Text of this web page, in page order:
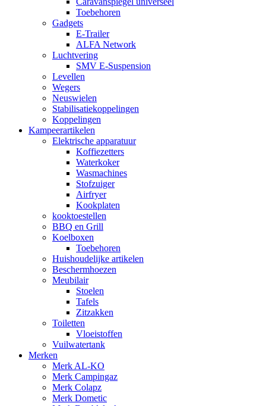
Toebehoren
Gadgets
E-Trailer
ALFA Network
Luchtvering
SMV E-Suspension
Levellen
Wegers
Neuswielen
Stabilisatiekoppelingen
Koppelingen
Kampeerartikelen
Elektrische apparatuur
Koffiezetters
Waterkoker
Wasmachines
Stofzuiger
Airfryer
Kookplaten
kooktoestellen
BBQ en Grill
Koelboxen
Toebehoren
Huishoudelijke artikelen
Beschermhoezen
Meubilair
Stoelen
Tafels
Zitzakken
Toiletten
Vloeistoffen
Vuilwatertank
Merken
Merk AL-KO
Merk Campingaz
Merk Colapz
Merk Dometic